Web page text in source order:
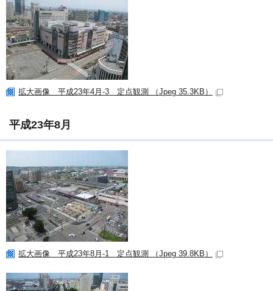
拡大画像 平成23年4月-3 定点観測 （Jpeg 35.3KB）
平成23年8月
拡大画像 平成23年8月-1 定点観測 （Jpeg 39.8KB）